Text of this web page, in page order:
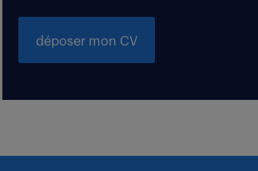
déposer mon CV